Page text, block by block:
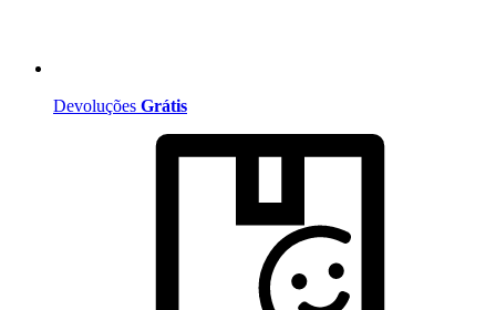
Devoluções Grátis